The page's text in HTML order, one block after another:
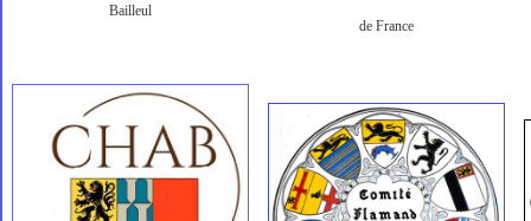
Bailleul
de France